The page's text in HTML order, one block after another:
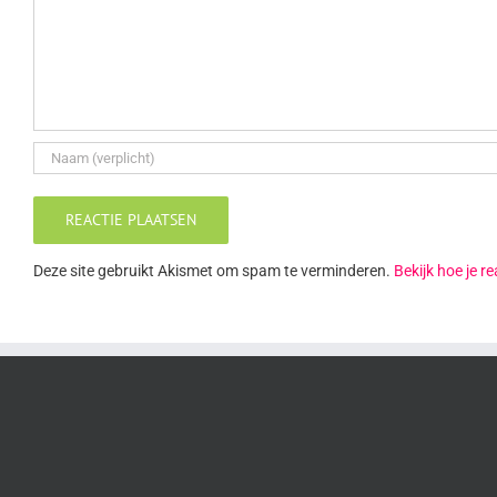
Deze site gebruikt Akismet om spam te verminderen. Bekijk hoe je